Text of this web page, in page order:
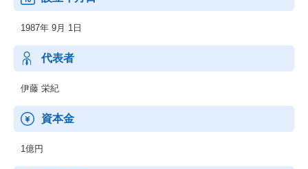
・ITインフラ・基盤ソフトウェアの導入・保守
1987年 9月 1日
代表者
伊藤 栄紀
資本金
1億円